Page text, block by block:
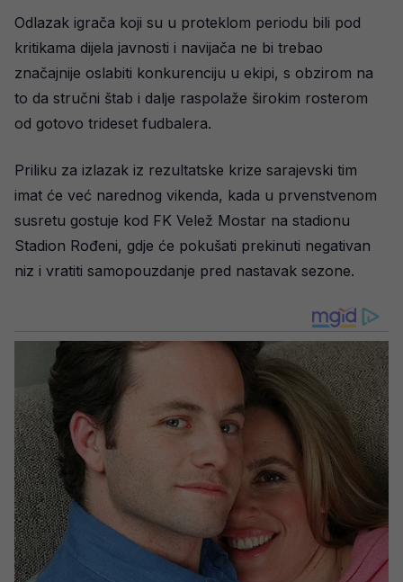
Odlazak igrača koji su u proteklom periodu bili pod
kritikama dijela javnosti i navijača ne bi trebao
značajnije oslabiti konkurenciju u ekipi, s obzirom na
to da stručni štab i dalje raspolaže širokim rosterom
od gotovo trideset fudbalera.
Priliku za izlazak iz rezultatske krize sarajevski tim
imat će već narednog vikenda, kada u prvenstvenom
susretu gostuje kod FK Velež Mostar na stadionu
Stadion Rođeni, gdje će pokušati prekinuti negativan
niz i vratiti samopouzdanje pred nastavak sezone.